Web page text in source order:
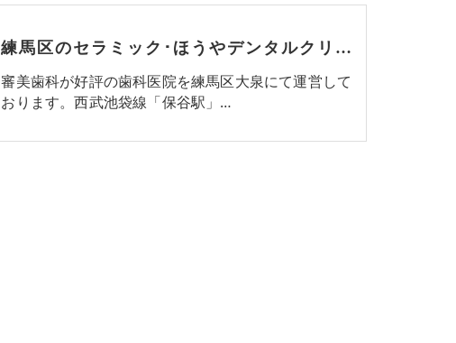
練馬区のセラミック･ほうやデンタルクリニックの評判
審美歯科が好評の歯科医院を練馬区大泉にて運営して
おります。西武池袋線「保谷駅」…